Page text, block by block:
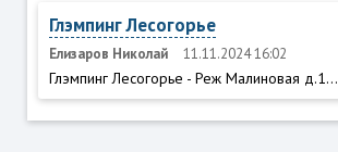
Глэмпинг Лесогорье
Елизаров Николай 11.11.2024 16:02
Глэмпинг Лесогорье - Реж Малиновая д.1...